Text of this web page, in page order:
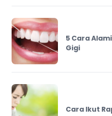
5 Cara
Gigi
Cara Ikut